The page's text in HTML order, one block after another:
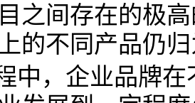
之间存在的极
的不同产品仍
中，企业品牌